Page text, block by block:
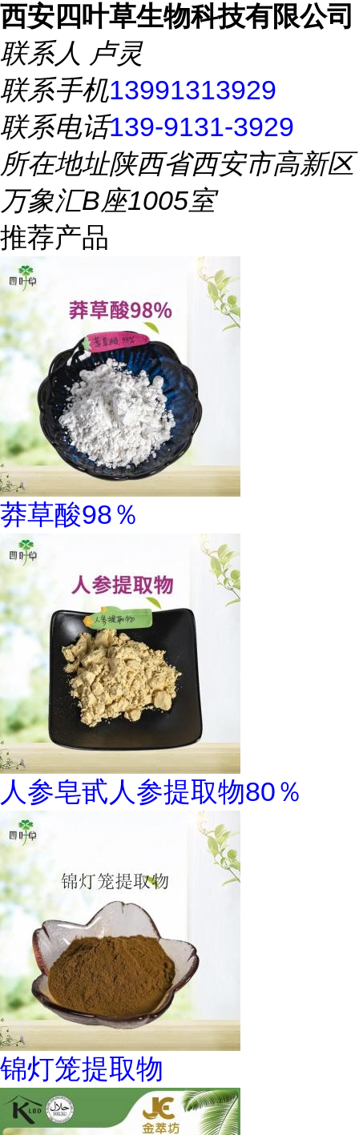
西安四叶草生物科技有限公司
联系人 卢灵
联系手机13991313929
联系电话139-9131-3929
所在地址陕西省西安市高新区
万象汇B座1005室
推荐产品
莽草酸98％
人参皂甙人参提取物80％
锦灯笼提取物